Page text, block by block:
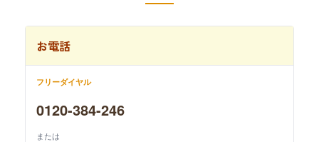
お電話
フリーダイヤル
0120-384-246
または